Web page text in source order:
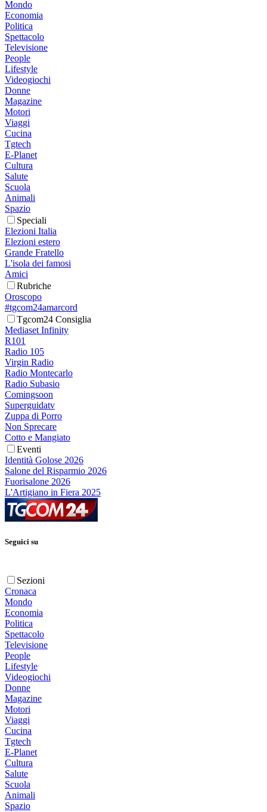
Mondo
Economia
Politica
Spettacolo
Televisione
People
Lifestyle
Videogiochi
Donne
Magazine
Motori
Viaggi
Cucina
Tgtech
E-Planet
Cultura
Salute
Scuola
Animali
Spazio
Speciali
Elezioni Italia
Elezioni estero
Grande Fratello
L'isola dei famosi
Amici
Rubriche
Oroscopo
#tgcom24amarcord
Tgcom24 Consiglia
Mediaset Infinity
R101
Radio 105
Virgin Radio
Radio Montecarlo
Radio Subasio
Comingsoon
Superguidatv
Zuppa di Porro
Non Sprecare
Cotto e Mangiato
Eventi
Identità Golose 2026
Salone del Risparmio 2026
Fuorisalone 2026
L'Artigiano in Fiera 2025
Seguici su
Sezioni
Cronaca
Mondo
Economia
Politica
Spettacolo
Televisione
People
Lifestyle
Videogiochi
Donne
Magazine
Motori
Viaggi
Cucina
Tgtech
E-Planet
Cultura
Salute
Scuola
Animali
Spazio